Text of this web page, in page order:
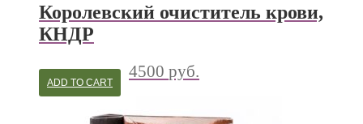
Королевский очиститель крови,
КНДР
4500 руб.
ADD TO CART